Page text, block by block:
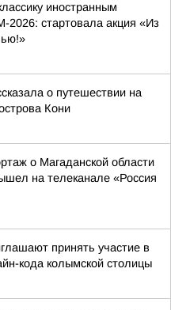
иностранным
2026: стартовала акция «Из
о путешествии на
Кони
о Магаданской области
на телеканале «Россия
принять участие в
кода колымской столицы